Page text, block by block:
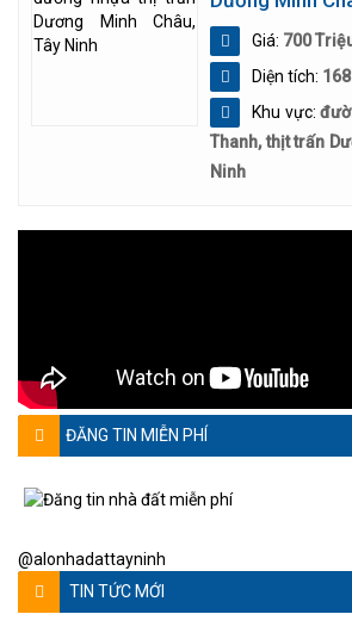
Giá: 700
Diện tích:
Khu vực:
Thanh, thịt trấn
Ninh
ĐĂNG TIN MIỄN PHÍ
@alonhadattayninh
TIN TỨC MỚI